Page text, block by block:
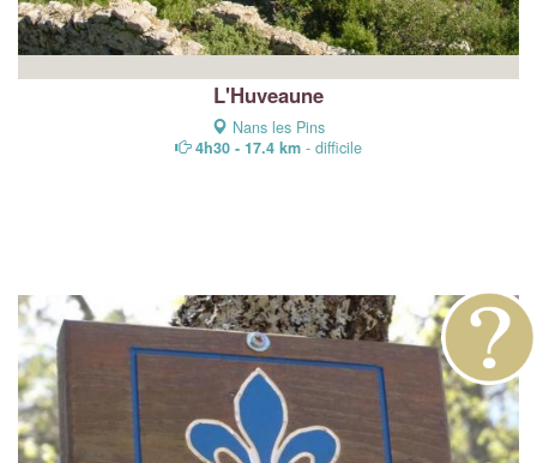
L'Huveaune
Nans les Pins
4h30 - 17.4 km - difficile